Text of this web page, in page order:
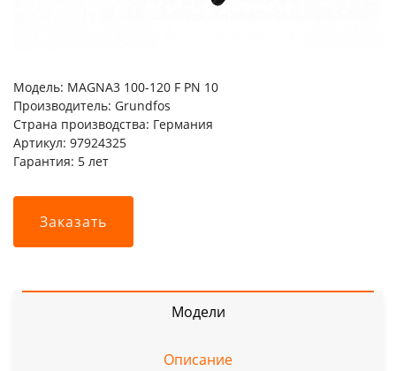
Модель: MAGNA3 100-120 F PN 10
Производитель: Grundfos
Страна производства: Германия
Артикул: 97924325
Гарантия: 5 лет
Заказать
Модели
Описание